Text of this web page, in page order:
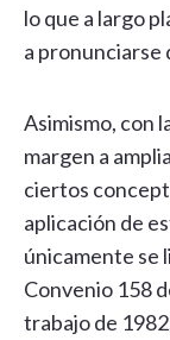
lo que a largo
a pronunciarse
Asimismo, con
margen a
ciertos
aplicación de
únicamente se
Convenio 158
trabajo de